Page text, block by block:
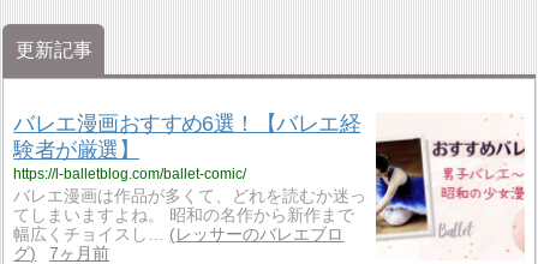
更新記事
バレエ漫画おすすめ6選！【バレエ経
験者が厳選】
https://l-balletblog.com/ballet-comic/
バレエ漫画は作品が多くて、どれを読むか迷っ
てしまいますよね。 昭和の名作から新作まで
幅広くチョイスし…
レッサーのバレエブロ
グ
7ヶ月前